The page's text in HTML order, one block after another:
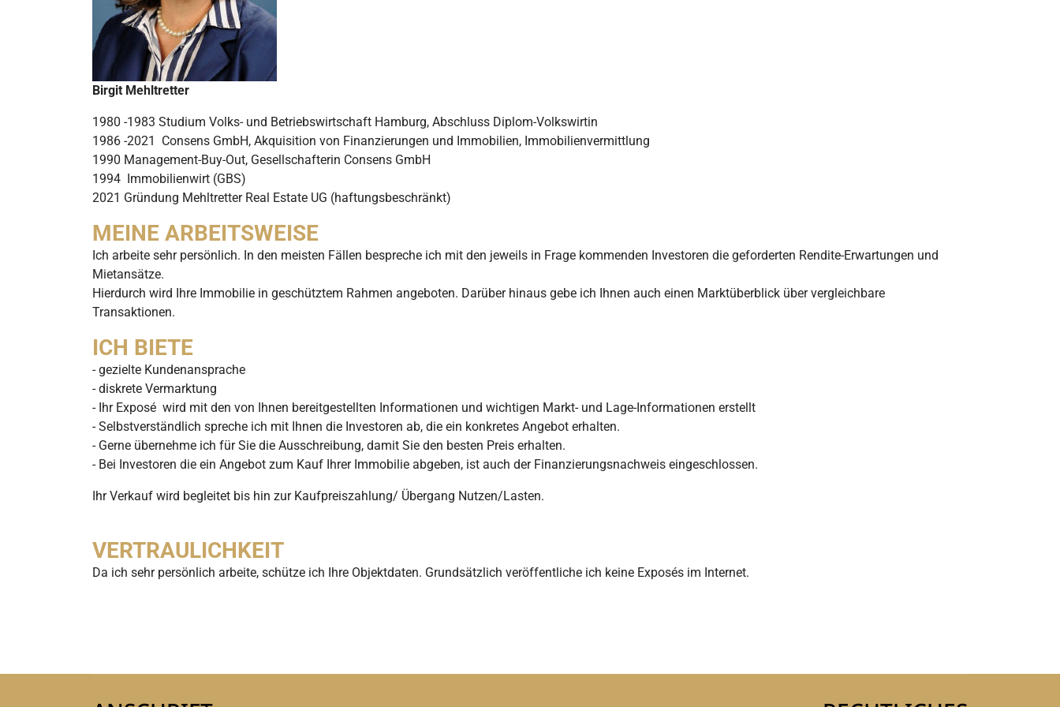
Birgit Mehltretter
1980 -1983 Studium Volks- und Betriebswirtschaft Hamburg, Abschluss Diplom-Volkswirtin
1986 -2021 Consens GmbH, Akquisition von Finanzierungen und Immobilien, Immobilienvermittlung
1990 Management-Buy-Out, Gesellschafterin Consens GmbH
1994 Immobilienwirt (GBS)
2021 Gründung Mehltretter Real Estate UG (haftungsbeschränkt)
MEINE ARBEITSWEISE
Ich arbeite sehr persönlich. In den meisten Fällen bespreche ich mit den jeweils in Frage kommenden Investoren die geforderten Rendite-Erwartungen und
Mietansätze.
Hierdurch wird Ihre Immobilie in geschütztem Rahmen angeboten. Darüber hinaus gebe ich Ihnen auch einen Marktüberblick über vergleichbare
Transaktionen.
ICH BIETE
- gezielte Kundenansprache
- diskrete Vermarktung
- Ihr Exposé wird mit den von Ihnen bereitgestellten Informationen und wichtigen Markt- und Lage-Informationen erstellt
- Selbstverständlich spreche ich mit Ihnen die Investoren ab, die ein konkretes Angebot erhalten.
- Gerne übernehme ich für Sie die Ausschreibung, damit Sie den besten Preis erhalten.
- Bei Investoren die ein Angebot zum Kauf Ihrer Immobilie abgeben, ist auch der Finanzierungsnachweis eingeschlossen.
Ihr Verkauf wird begleitet bis hin zur Kaufpreiszahlung/ Übergang Nutzen/Lasten.
VERTRAULICHKEIT
Da ich sehr persönlich arbeite, schütze ich Ihre Objektdaten. Grundsätzlich veröffentliche ich keine Exposés im Internet.